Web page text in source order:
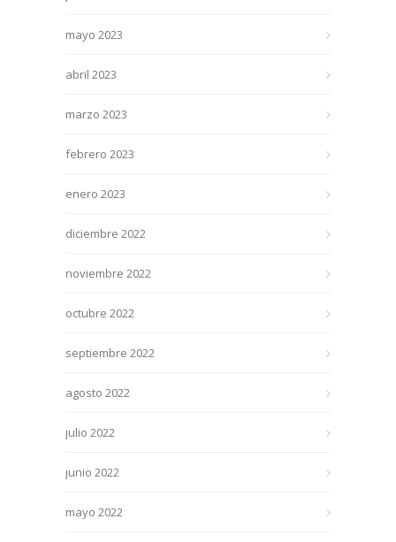
mayo 2023
abril 2023
marzo 2023
febrero 2023
enero 2023
diciembre 2022
noviembre 2022
octubre 2022
septiembre 2022
agosto 2022
julio 2022
junio 2022
mayo 2022